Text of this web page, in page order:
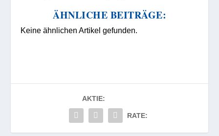
ÄHNLICHE BEITRÄGE:
Keine ähnlichen Artikel gefunden.
AKTIE:
RATE: